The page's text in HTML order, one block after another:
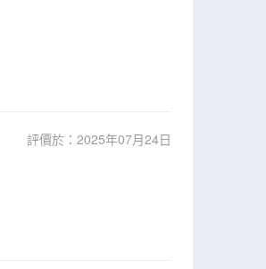
評價於：2025年07月24日